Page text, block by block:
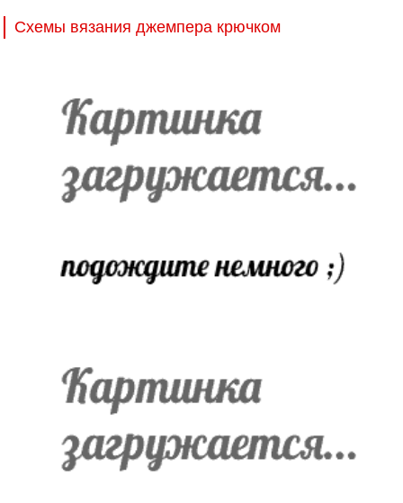
Схемы вязания джемпера крючком